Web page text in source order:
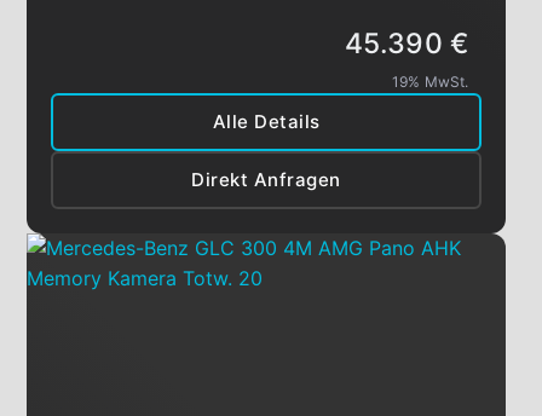
Alle Details
Direkt Anfragen
45.390 €
19% MwSt.